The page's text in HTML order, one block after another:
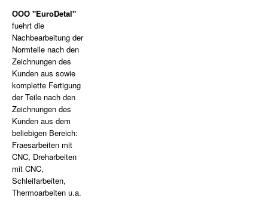
ООО "EuroDetal"
fuehrt die
Nachbearbeitung der
Normteile nach den
Zeichnungen des
Kunden aus sowie
komplette Fertigung
der Teile nach den
Zeichnungen des
Kunden aus dem
beliebigen Bereich:
Fraesarbeiten mit
CNC, Dreharbeiten
mit CNC,
Schleifarbeiten,
Thermoarbeiten u.a.